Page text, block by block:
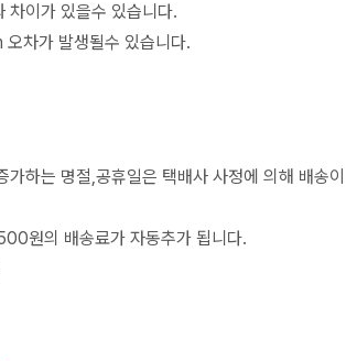
차이가 있을수 있습니다.
차가 발생될수 있습니다.
하는 명절,공휴일은 택배사 사정에 의해 배송이
원의 배송료가 자동추가 됩니다.